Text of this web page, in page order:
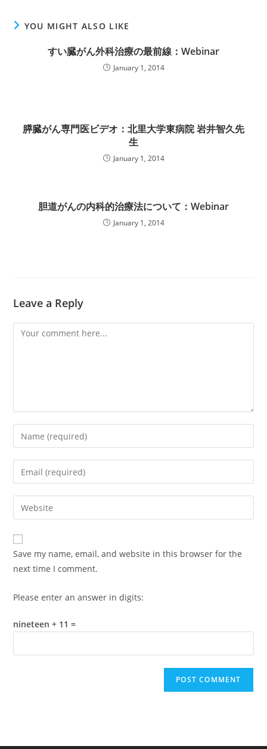
YOU MIGHT ALSO LIKE
すい臓がん外科治療の最前線：Webinar
January 1, 2014
膵臓がん専門医ビデオ：北里大学東病院 岩井智久先
生
January 1, 2014
胆道がんの内科的治療法について：Webinar
January 1, 2014
Leave a Reply
Comment
Enter
your
name
comment
Enter
your
email
address
comment
Enter
your
website
URL
(optional)
Save my name, email, and website in this browser for the
next time I comment.
Please enter an answer in digits:
nineteen + 11 =